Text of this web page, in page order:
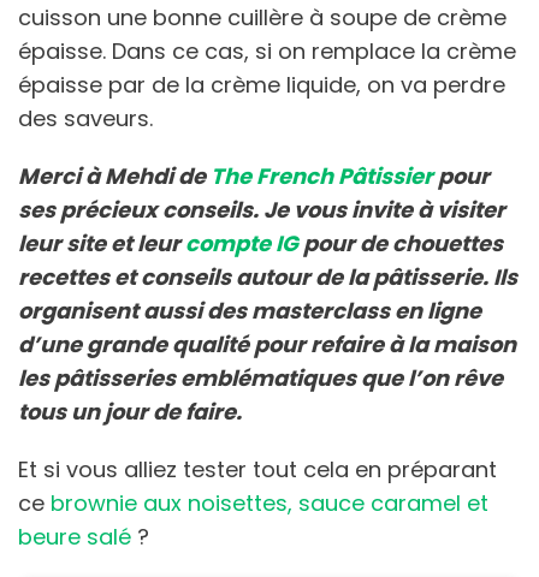
cuisson une bonne cuillère à soupe de crème
épaisse. Dans ce cas, si on remplace la crème
épaisse par de la crème liquide, on va perdre
des saveurs.
Merci à Mehdi de The French Pâtissierpour
ses précieux conseils. Je vous invite à visiter
leur site et leurcompte IGpour de chouettes
recettes et conseils autour de la pâtisserie. Ils
organisent aussi des masterclass en ligne
d’une grande qualité pour refaire à la maison
les pâtisseries emblématiques que l’on rêve
tous un jour de faire.
Et si vous alliez tester tout cela en préparant
ce brownie aux noisettes, sauce caramel et
beure salé ?